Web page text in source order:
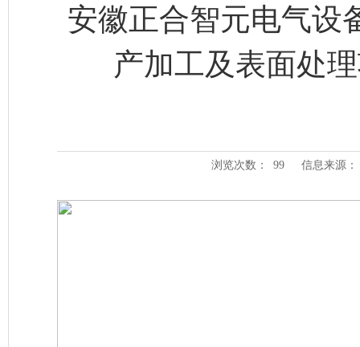
安徽正合智元电气设
产加工及表面处
浏览次数： 99 信息来源